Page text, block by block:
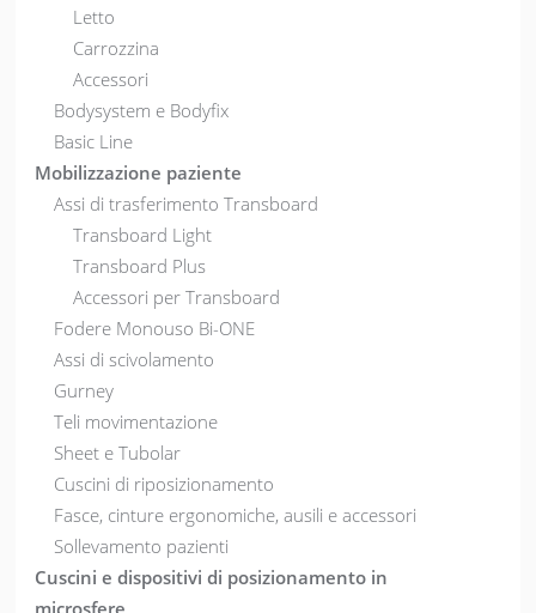
Letto
Carrozzina
Accessori
Bodysystem e Bodyfix
Basic Line
Mobilizzazione paziente
Assi di trasferimento Transboard
Transboard Light
Transboard Plus
Accessori per Transboard
Fodere Monouso Bi-ONE
Assi di scivolamento
Gurney
Teli movimentazione
Sheet e Tubolar
Cuscini di riposizionamento
Fasce, cinture ergonomiche, ausili e accessori
Sollevamento pazienti
Cuscini e dispositivi di posizionamento in